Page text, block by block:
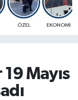
ÖZEL EKONOMİ
Mayıs